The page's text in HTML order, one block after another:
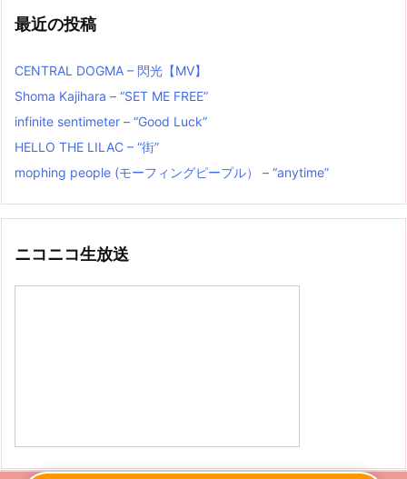
最近の投稿
CENTRAL DOGMA – 閃光【MV】
Shoma Kajihara – “SET ME FREE”
infinite sentimeter – “Good Luck”
HELLO THE LILAC – “街”
mophing people (モーフィングピープル） – “anytime”
ニコニコ生放送